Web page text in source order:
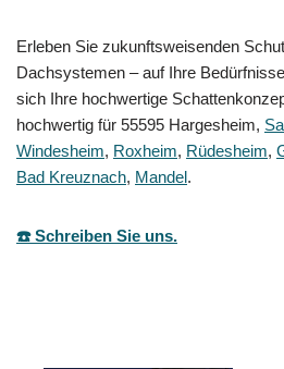
Erleben Sie zukunftsweisenden
Dachsystemen – auf Ihre
sich Ihre hochwertige
hochwertig für 55595 Hargesheim,
Windesheim, Roxheim, Rüdesheim,
Bad Kreuznach, Mandel.
☎️ Schreiben Sie uns.